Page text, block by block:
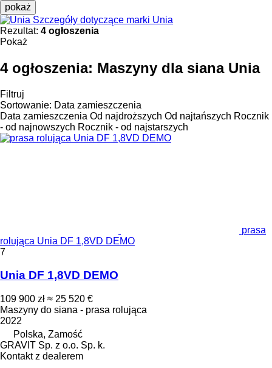
pokaż
Szczegóły dotyczące marki Unia
Rezultat: 4 ogłoszenia
Pokaż
4 ogłoszenia: Maszyny dla siana Unia
Filtruj
Sortowanie: Data zamieszczenia
Data zamieszczenia Od najdroższych Od najtańszych Rocznik
- od najnowszych Rocznik - od najstarszych
prasa
rolująca Unia DF 1,8VD DEMO
7
Unia DF 1,8VD DEMO
109 900 zł ≈ 25 520 €
Maszyny do siana - prasa rolująca
2022
Polska, Zamość
GRAVIT Sp. z o.o. Sp. k.
Kontakt z dealerem